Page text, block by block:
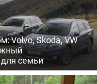
Volvo, Skoda, VW
семьи